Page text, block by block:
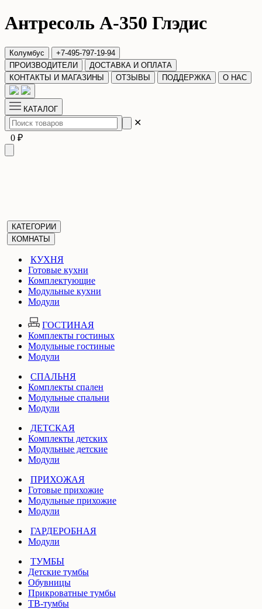
Антресоль А-350 Глэдис
Колумбус
+7-495-797-19-94
ПРОИЗВОДИТЕЛИ
ДОСТАВКА И ОПЛАТА
КОНТАКТЫ И МАГАЗИНЫ
ОТЗЫВЫ ПОДДЕРЖКА О НАС
КАТАЛОГ
✕
0 ₽
КАТЕГОРИИ
КОМНАТЫ
КУХНЯ
Готовые кухни
Комплектующие
Модульные кухни
Модули
ГОСТИНАЯ
Комплекты гостиных
Модульные гостиные
Модули
СПАЛЬНЯ
Комплекты спален
Модульные спальни
Модули
ДЕТСКАЯ
Комплекты детских
Модульные детские
Модули
ПРИХОЖАЯ
Готовые прихожие
Модульные прихожие
Модули
ГАРДЕРОБНАЯ
Модули
ТУМБЫ
Детские тумбы
Обувницы
Прикроватные тумбы
ТВ-тумбы